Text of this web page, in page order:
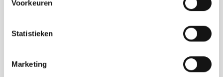
Voorkeuren
Statistieken
Marketing
in 2017, bedoeld om ouders, oppassers en